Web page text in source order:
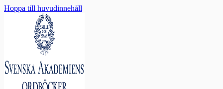
Hoppa till huvudinnehåll